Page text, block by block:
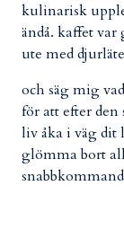
kulinarisk
ändå. kaffet
ute med
och säg mig
för att efter den
liv åka i väg dit
glömma bort